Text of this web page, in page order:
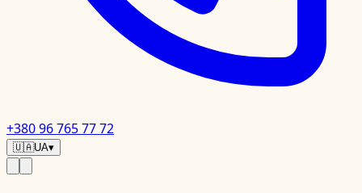
+380 96 765 77 72
🇺🇦UA▾